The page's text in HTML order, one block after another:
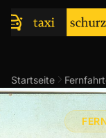
Startseite